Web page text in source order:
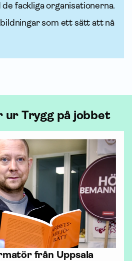
fackliga organisationerna.
som ett sätt att nå
ur Trygg på jobbet
från Uppsala